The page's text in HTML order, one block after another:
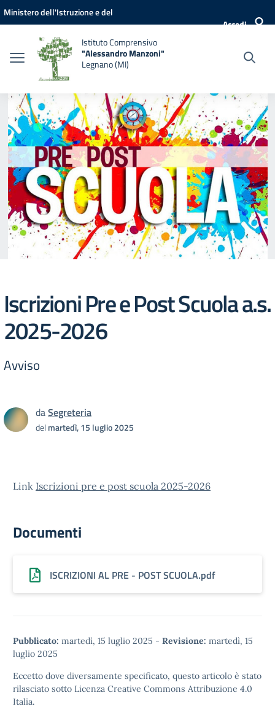
Vai ai contenuti
Vai al menu di navigazione
Vai al footer
Ministero dell'Istruzione e del
Accedi
Istituto Comprensivo
"Alessandro Manzoni"
Legnano (MI)
Iscrizioni Pre e Post Scuola a.s.
2025-2026
Avviso
daSegreteria
delmartedì, 15 luglio 2025
Link Iscrizioni pre e post scuola 2025-2026
Documenti
ISCRIZIONI AL PRE - POST SCUOLA.pdf
Pubblicato: martedì, 15 luglio 2025 - Revisione: martedì, 15
luglio 2025
Eccetto dove diversamente specificato, questo articolo è stato
rilasciato sotto Licenza Creative Commons Attribuzione 4.0
Italia.